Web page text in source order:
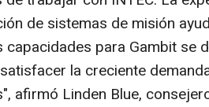
de sistemas de misión
capacidades para Gambit se
la creciente
afirmó Linden Blue,